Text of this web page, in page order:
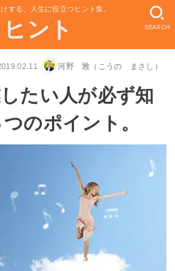
する、人生に役立つヒント集。
ント SEARCH
河野 雅（こうの まさし）
たい人が必ず知
のポイント。